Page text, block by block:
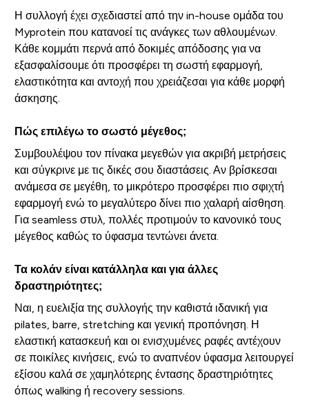
Η συλλογή έχει σχεδιαστεί από την in-house ομάδα του
Myprotein που κατανοεί τις ανάγκες των αθλουμένων.
Κάθε κομμάτι περνά από δοκιμές απόδοσης για να
εξασφαλίσουμε ότι προσφέρει τη σωστή εφαρμογή,
ελαστικότητα και αντοχή που χρειάζεσαι για κάθε μορφή
άσκησης.
Πώς επιλέγω το σωστό μέγεθος;
Συμβουλέψου τον πίνακα μεγεθών για ακριβή μετρήσεις
και σύγκρινε με τις δικές σου διαστάσεις. Αν βρίσκεσαι
ανάμεσα σε μεγέθη, το μικρότερο προσφέρει πιο σφιχτή
εφαρμογή ενώ το μεγαλύτερο δίνει πιο χαλαρή αίσθηση.
Για seamless στυλ, πολλές προτιμούν το κανονικό τους
μέγεθος καθώς το ύφασμα τεντώνει άνετα.
Τα κολάν είναι κατάλληλα και για άλλες
δραστηριότητες;
Ναι, η ευελιξία της συλλογής την καθιστά ιδανική για
pilates, barre, stretching και γενική προπόνηση. Η
ελαστική κατασκευή και οι ενισχυμένες ραφές αντέχουν
σε ποικίλες κινήσεις, ενώ το αναπνέον ύφασμα λειτουργεί
εξίσου καλά σε χαμηλότερης έντασης δραστηριότητες
όπως walking ή recovery sessions.